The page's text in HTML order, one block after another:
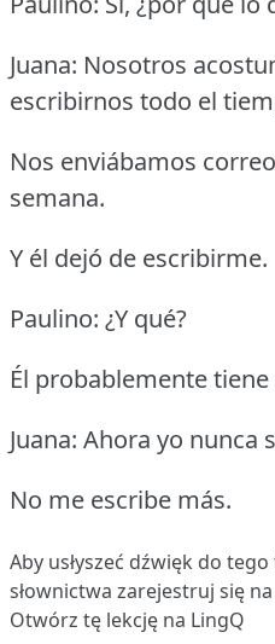
Juana: Nosotros
escribirnos todo el
Nos enviábamos
semana.
Y él dejó de escribirme.
Paulino: ¿Y qué?
Él probablemente
Juana: Ahora yo nunca
No me escribe más.
Aby usłyszeć dźwięk do
słownictwa zarejestruj się
Otwórz tę lekcję na LingQ